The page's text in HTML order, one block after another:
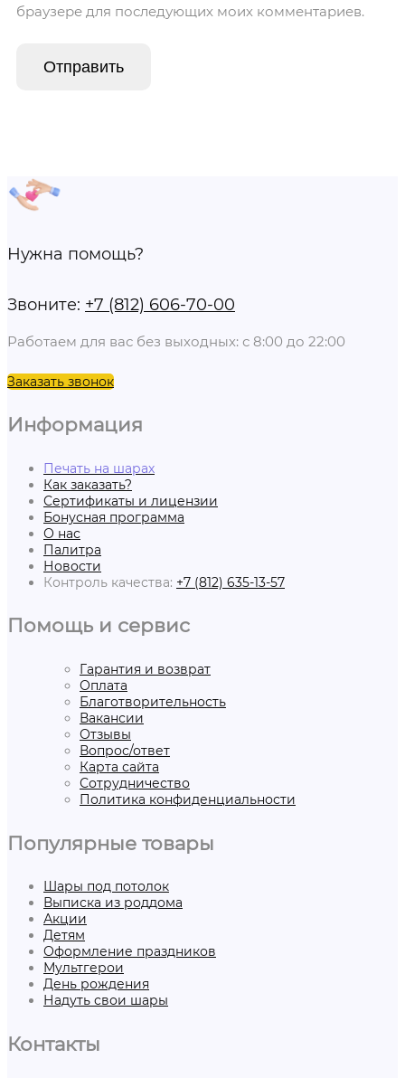
браузере для последующих моих комментариев.
Нужна помощь?
Звоните: +7 (812) 606-70-00
Работаем для вас без выходных: с 8:00 до 22:00
Заказать звонок
Информация
Печать на шарах
Как заказать?
Сертификаты и лицензии
Бонусная программа
О нас
Палитра
Новости
Контроль качества: +7 (812) 635-13-57
Помощь и сервис
Гарантия и возврат
Оплата
Благотворительность
Вакансии
Отзывы
Вопрос/ответ
Карта сайта
Сотрудничество
Политика конфиденциальности
Популярные товары
Шары под потолок
Выписка из роддома
Акции
Детям
Оформление праздников
Мультгерои
День рождения
Надуть свои шары
Контакты